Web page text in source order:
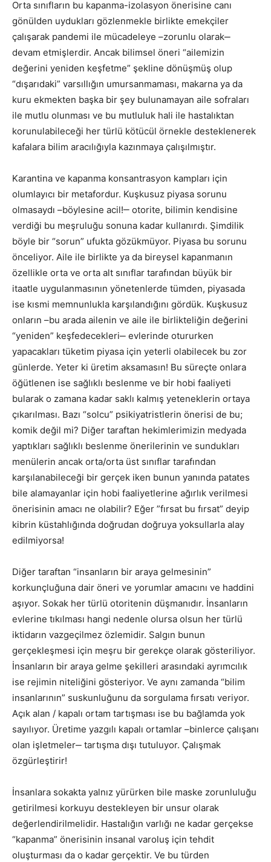
Orta sınıfların bu kapanma-izolasyon önerisine canı
gönülden uydukları gözlenmekle birlikte emekçiler
çalışarak pandemi ile mücadeleye –zorunlu olarak‒
devam etmişlerdir. Ancak bilimsel öneri “ailemizin
değerini yeniden keşfetme” şekline dönüşmüş olup
“dışarıdaki” varsıllığın umursanmaması, makarna ya da
kuru ekmekten başka bir şey bulunamayan aile sofraları
ile mutlu olunması ve bu mutluluk hali ile hastalıktan
korunulabileceği her türlü kötücül örnekle desteklenerek
kafalara bilim aracılığıyla kazınmaya çalışılmıştır.
Karantina ve kapanma konsantrasyon kampları için
olumlayıcı bir metafordur. Kuşkusuz piyasa sorunu
olmasaydı –böylesine acil!‒ otorite, bilimin kendisine
verdiği bu meşruluğu sonuna kadar kullanırdı. Şimdilik
böyle bir “sorun” ufukta gözükmüyor. Piyasa bu sorunu
önceliyor. Aile ile birlikte ya da bireysel kapanmanın
özellikle orta ve orta alt sınıflar tarafından büyük bir
itaatle uygulanmasının yönetenlerde tümden, piyasada
ise kısmi memnunlukla karşılandığını gördük. Kuşkusuz
onların –bu arada ailenin ve aile ile birlikteliğin değerini
“yeniden” keşfedecekleri‒ evlerinde otururken
yapacakları tüketim piyasa için yeterli olabilecek bu zor
günlerde. Yeter ki üretim aksamasın! Bu süreçte onlara
öğütlenen ise sağlıklı beslenme ve bir hobi faaliyeti
bularak o zamana kadar saklı kalmış yeteneklerin ortaya
çıkarılması. Bazı “solcu” psikiyatristlerin önerisi de bu;
komik değil mi? Diğer taraftan hekimlerimizin medyada
yaptıkları sağlıklı beslenme önerilerinin ve sundukları
menülerin ancak orta/orta üst sınıflar tarafından
karşılanabileceği bir gerçek iken bunun yanında patates
bile alamayanlar için hobi faaliyetlerine ağırlık verilmesi
önerisinin amacı ne olabilir? Eğer ”fırsat bu fırsat” deyip
kibrin küstahlığında doğrudan doğruya yoksullarla alay
edilmiyorsa!
Diğer taraftan “insanların bir araya gelmesinin”
korkunçluğuna dair öneri ve yorumlar amacını ve haddini
aşıyor. Sokak her türlü otoritenin düşmanıdır. İnsanların
evlerine tıkılması hangi nedenle olursa olsun her türlü
iktidarın vazgeçilmez özlemidir. Salgın bunun
gerçekleşmesi için meşru bir gerekçe olarak gösteriliyor.
İnsanların bir araya gelme şekilleri arasındaki ayrımcılık
ise rejimin niteliğini gösteriyor. Ve aynı zamanda “bilim
insanlarının” suskunluğunu da sorgulama fırsatı veriyor.
Açık alan / kapalı ortam tartışması ise bu bağlamda yok
sayılıyor. Üretime yazgılı kapalı ortamlar –binlerce çalışanı
olan işletmeler‒ tartışma dışı tutuluyor. Çalışmak
özgürleştirir!
İnsanlara sokakta yalnız yürürken bile maske zorunluluğu
getirilmesi korkuyu destekleyen bir unsur olarak
değerlendirilmelidir. Hastalığın varlığı ne kadar gerçekse
“kapanma” önerisinin insanal varoluş için tehdit
oluşturması da o kadar gerçektir. Ve bu türden